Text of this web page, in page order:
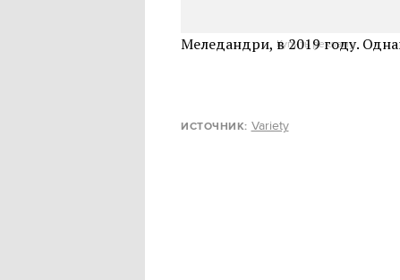
Купить рекламу
планировала показать пятую
Меледандри, в 2019 году.
ИСТОЧНИК: Variety